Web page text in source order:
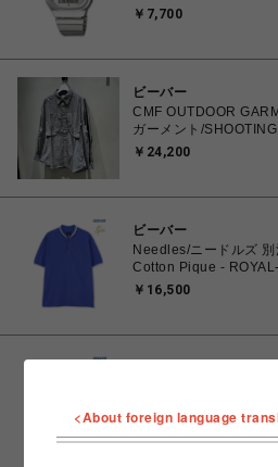
4549526409615 腕時計 国内正規
￥7,700
ビーバー
CMF OUTDOOR
ガーメント/
￥24,200
ビーバー
Needles/ニードルズ
Cotton Pique - ROYAL-
￥16,500
￥16,500
<About foreign language